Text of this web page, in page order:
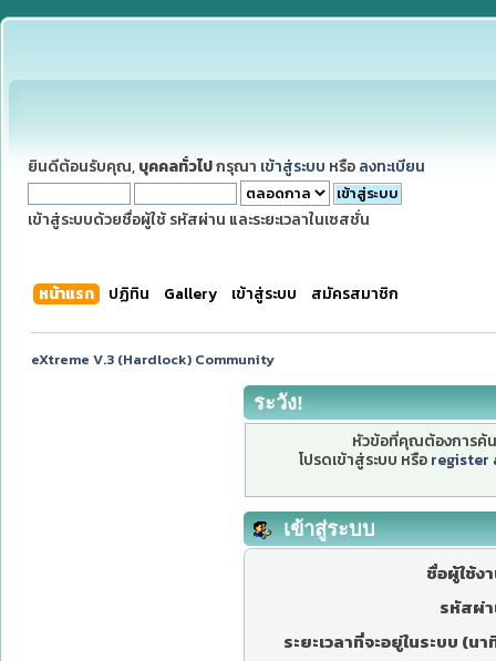
ยินดีต้อนรับคุณ, บุคคลทั่วไปกรุณา เข้าสู่ระบบ หรือ ลงทะเบียน
เข้าสู่ระบบด้วยชื่อผู้ใช้ รหัสผ่าน และระยะเวลาในเซสชั่น
หน้าแรก ปฏิทิน Gallery เข้าสู่ระบบ สมัครสมาชิก
eXtreme V.3 (Hardlock) Community
ระวัง!
หัวข้อที่คุณต้องการค้
โปรดเข้าสู่ระบบ หรือ register
เข้าสู่ระบบ
ชื่อผู้ใช้ง
รหัสผ่
ระยะเวลาที่จะอยู่ในระบบ (นา